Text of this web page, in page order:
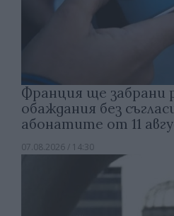
Франция ще забрани
обаждания без
абонатите от 11
07.08.2026 / 14:30